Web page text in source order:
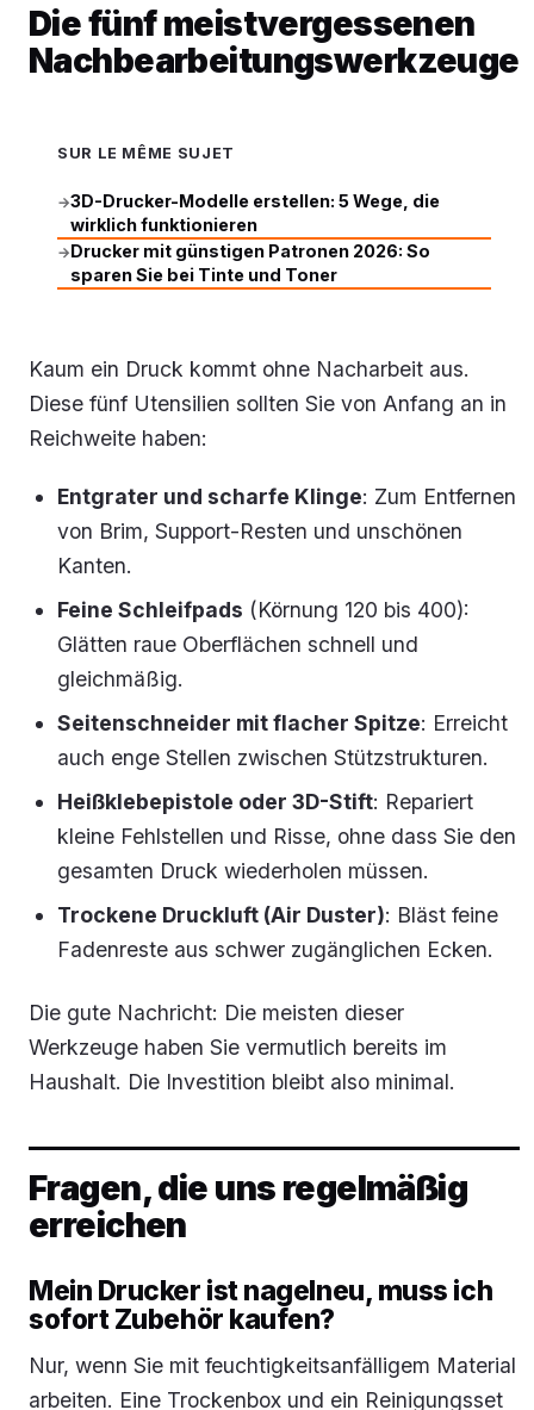
Die fünf meistvergessenen
Nachbearbeitungswerkzeuge
SUR LE MÊME SUJET
→3D-Drucker-Modelle erstellen: 5 Wege, die
wirklich funktionieren
→Drucker mit günstigen Patronen 2026: So
sparen Sie bei Tinte und Toner
Kaum ein Druck kommt ohne Nacharbeit aus.
Diese fünf Utensilien sollten Sie von Anfang an in
Reichweite haben:
Entgrater und scharfe Klinge: Zum Entfernen
von Brim, Support-Resten und unschönen
Kanten.
Feine Schleifpads (Körnung 120 bis 400):
Glätten raue Oberflächen schnell und
gleichmäßig.
Seitenschneider mit flacher Spitze: Erreicht
auch enge Stellen zwischen Stützstrukturen.
Heißklebepistole oder 3D-Stift: Repariert
kleine Fehlstellen und Risse, ohne dass Sie den
gesamten Druck wiederholen müssen.
Trockene Druckluft (Air Duster): Bläst feine
Fadenreste aus schwer zugänglichen Ecken.
Die gute Nachricht: Die meisten dieser
Werkzeuge haben Sie vermutlich bereits im
Haushalt. Die Investition bleibt also minimal.
Fragen, die uns regelmäßig
erreichen
Mein Drucker ist nagelneu, muss ich
sofort Zubehör kaufen?
Nur, wenn Sie mit feuchtigkeitsanfälligem Material
arbeiten. Eine Trockenbox und ein Reinigungsset